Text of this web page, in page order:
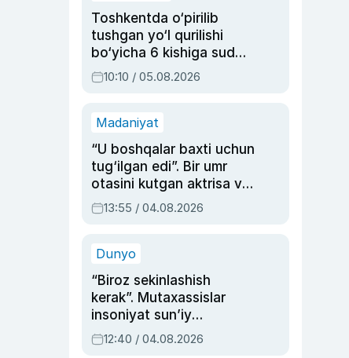
Toshkentda o‘pirilib
tushgan yo‘l qurilishi
bo‘yicha 6 kishiga sud
hukmi o‘qildi
10:10 / 05.08.2026
Madaniyat
“U boshqalar baxti uchun
tug‘ilgan edi”. Bir umr
otasini kutgan aktrisa va
dublyaj ustasi Rimma
Ahmedovaning
13:55 / 04.08.2026
Dunyo
“Biroz sekinlashish
kerak”. Mutaxassislar
insoniyat sun’iy
intellektni boshqara
olmay qolishidan xavotir
12:40 / 04.08.2026